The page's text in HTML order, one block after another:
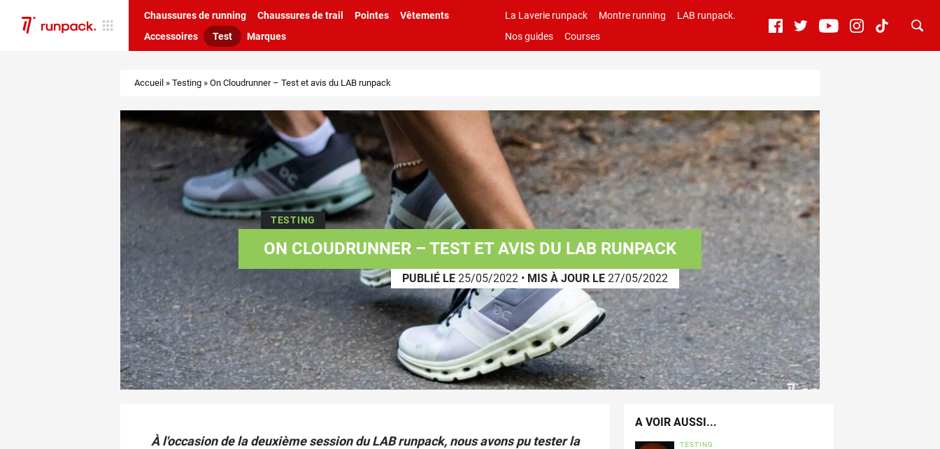
Chaussures de running Chaussures de trail Pointes
Vêtements
Accessoires
Test Marques
La Laverie runpack Montre running
LAB runpack.
Nos guides
Courses
Accueil » Testing » On Cloudrunner – Test et avis du LAB runpack
TESTING
ON CLOUDRUNNER – TEST ET AVIS DU LAB RUNPACK
PUBLIÉ LE 25/05/2022 • MIS À JOUR LE 27/05/2022
À l'occasion de la deuxième session du LAB runpack, nous avons pu tester la
A VOIR AUSSI...
TESTING